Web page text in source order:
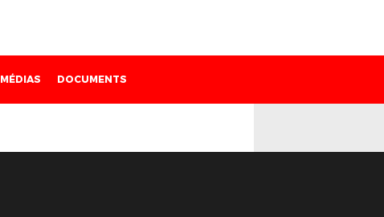
MÉDIAS DOCUMENTS